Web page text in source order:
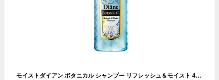
モイストダイアン ボタニカル シャンプー リフレッシュ＆モイスト 480ml | シャンプー 天然 植物由来 天然由来 オーガニック 保湿 頭皮ケア 敏感肌 ヘアケア レディース 女性 地肌 すっきり さらさら